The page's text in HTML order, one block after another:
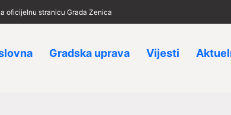
oficijelnu stranicu Grada Zenica
Gradska uprava Vijesti